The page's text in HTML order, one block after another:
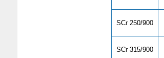
SCr 250/900
SCr 315/900